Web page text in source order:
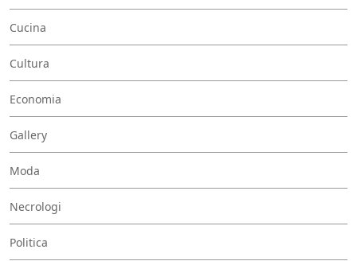
Cucina
Cultura
Economia
Gallery
Moda
Necrologi
Politica